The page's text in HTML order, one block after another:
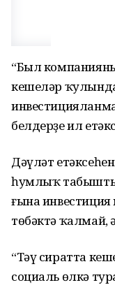
“Был
кешеләр
белдерҙе ил
Дәүләт
һумлыҡ
ғына
төбәктә ҡалмай,
“Тәү сиратта
социаль өлкә